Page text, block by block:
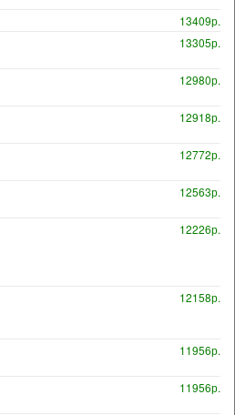
13409р.
13305р.
12980р.
12918р.
12772р.
12563р.
12226р.
12158р.
11956р.
11956р.